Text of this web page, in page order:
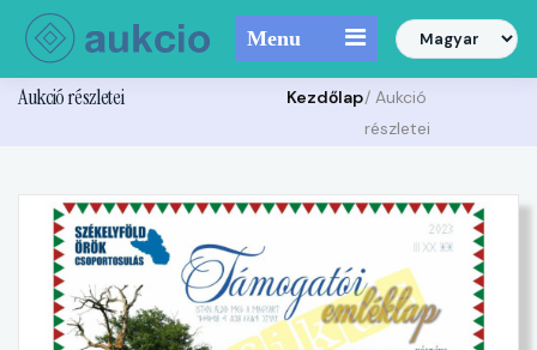
Menu
Aukció részletei Kezdőlap/ Aukció
részletei